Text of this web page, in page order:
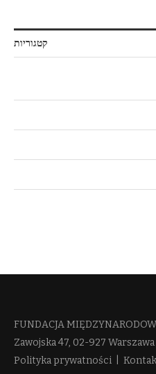
קטגוריות
FUNDACJA
Zawojska 47, 02-927 Warszawa
Polityka prywatności